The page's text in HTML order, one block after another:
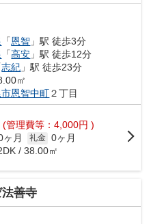
「恩智 」駅 徒歩3分
「高安 」駅 徒歩12分
志紀 」駅 徒歩23分
㎡
市恩智中町２丁目
(管理費等：4,000円 )
ヶ月 礼金 0ヶ月
/ 38.00㎡
善寺